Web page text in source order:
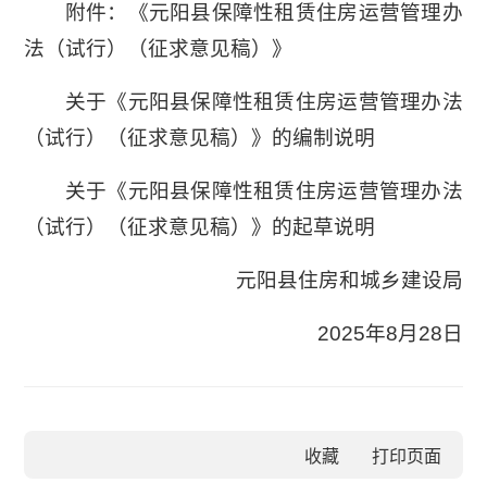
附件：《元阳县保障性租赁住房运营管理办
法（试行）（征求意见稿）》
关于《元阳县保障性租赁住房运营管理办法
（试行）（征求意见稿）》的编制说明
关于《元阳县保障性租赁住房运营管理办法
（试行）（征求意见稿）》的起草说明
元阳县住房和城乡建设局
2025年8月28日
收藏